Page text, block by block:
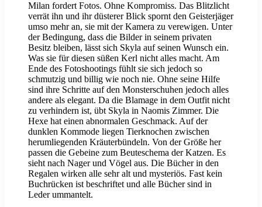
Milan fordert Fotos. Ohne Kompromiss. Das Blitzlicht
verrät ihn und ihr düsterer Blick spornt den Geisterjäger
umso mehr an, sie mit der Kamera zu verewigen. Unter
der Bedingung, dass die Bilder in seinem privaten
Besitz bleiben, lässt sich Skyla auf seinen Wunsch ein.
Was sie für diesen süßen Kerl nicht alles macht. Am
Ende des Fotoshootings fühlt sie sich jedoch so
schmutzig und billig wie noch nie. Ohne seine Hilfe
sind ihre Schritte auf den Monsterschuhen jedoch alles
andere als elegant. Da die Blamage in dem Outfit nicht
zu verhindern ist, übt Skyla in Naomis Zimmer. Die
Hexe hat einen abnormalen Geschmack. Auf der
dunklen Kommode liegen Tierknochen zwischen
herumliegenden Kräuterbündeln. Von der Größe her
passen die Gebeine zum Beuteschema der Katzen. Es
sieht nach Nager und Vögel aus. Die Bücher in den
Regalen wirken alle sehr alt und mysteriös. Fast kein
Buchrücken ist beschriftet und alle Bücher sind in
Leder ummantelt.